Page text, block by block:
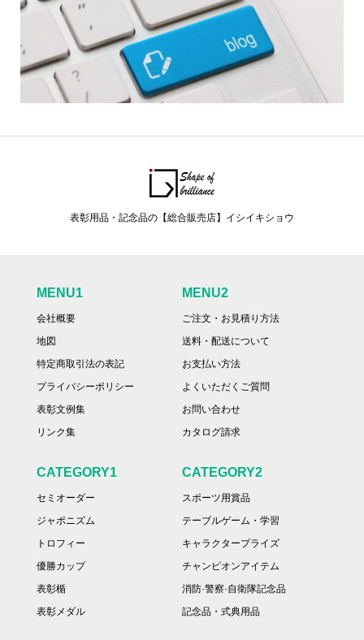
表彰用品・記念品の【総合販売店】イシイキショウ
MENU1
会社概要
地図
特定商取引法の表記
プライバシーポリシー
表彰文例集
リンク集
MENU2
ご注文・お見積り方法
送料・配送について
お支払い方法
よくいただくご質問
お問い合わせ
カタログ請求
CATEGORY1
セミオーダー
ジャポニズム
トロフィー
優勝カップ
表彰楯
表彰メダル
CATEGORY2
スポーツ用賞品
テーブルゲーム・学習
キャラクタープライズ
チャンピオンアイテム
消防·警察·自衛隊記念品
記念品・式典用品